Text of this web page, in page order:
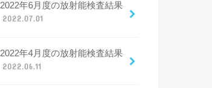
2022年6月度の放射能検査結果
2022.07.01
2022年4月度の放射能検査結果
2022.06.11